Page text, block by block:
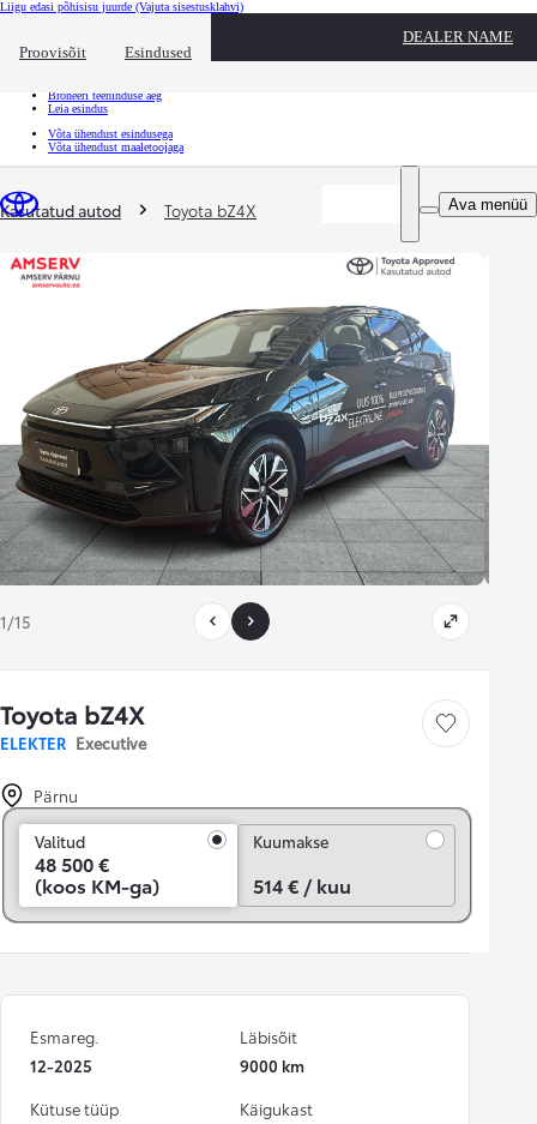
Liigu edasi põhisisu juurde (Vajuta sisestusklahvi)
Proovisõit Esindused
DEALER NAME
Kiirtee Klõpsa kiirtee ülekatte sulgemiseks
Broneeri teeninduse aeg
Leia esindus
Võta ühendust esindusega
Võta ühendust maaletoojaga
Ava menüü
Sina oled siin
Kasutatud autod Toyota bZ4X
1/15
Toyota bZ4X
ELEKTER Executive
Salvesta
Pärnu
Valitud
48 500 €
(koos KM-ga)
Kuumakse
514 € / kuu
Esmareg.
12-2025
Läbisõit
9000 km
Kütuse tüüp
Käigukast